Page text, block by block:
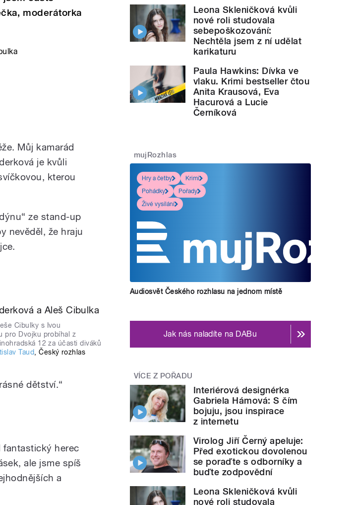
moderátorka
Můj kamarád
je kvůli
kterou
ze stand-up
nevěděl, že hraju
Cibulky s Ivou
pro Dvojku probíhal z
12 za účasti diváků
Taud,Český rozhlas
dětství.“
fantastický herec
ale jsme spíš
a
Leona Skleničková kvůli
nové roli studovala
sebepoškozování:
Nechtěla jsem z ní udělat
karikaturu
Paula Hawkins: Dívka ve
vlaku. Krimi bestseller čtou
Anita Krausová, Eva
Hacurová a Lucie
Černíková
mujRozhlas
Hry a četby
Krimi
Pohádky
Pořady
Živé vysílání
Audiosvět Českého rozhlasu na jednom místě
Jak nás naladíte na DABu
VÍCE Z POŘADU
Interiérová designérka
Gabriela Hámová: S čím
bojuju, jsou inspirace
z internetu
Virolog Jiří Černý apeluje:
Před exotickou dovolenou
se poraďte s odborníky a
buďte zodpovědní
Leona Skleničková kvůli
nové roli studovala